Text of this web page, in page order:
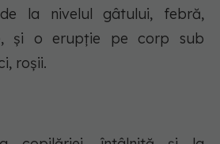
la nivelul gâtului, febră,
şi o erupţie pe corp sub
roşii.